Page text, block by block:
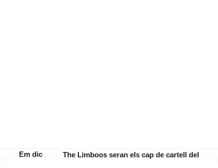
Em dic
The Limboos seran els cap de cartell del